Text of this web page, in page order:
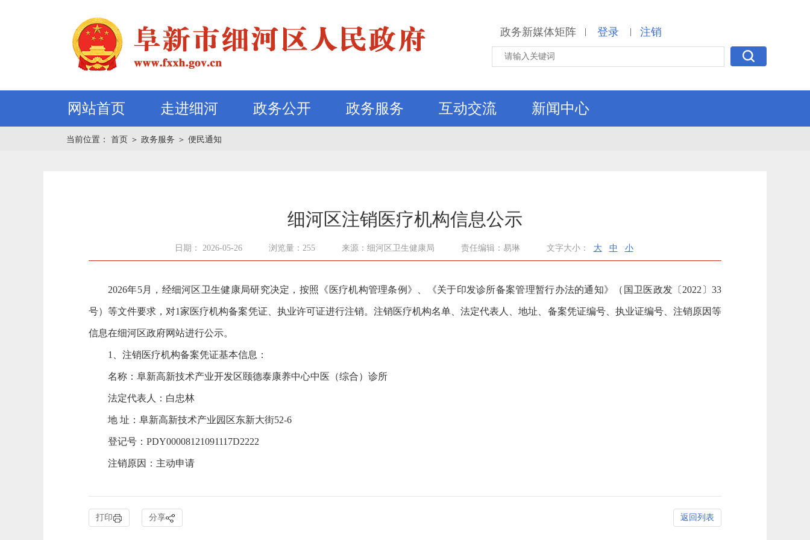
政务新媒体矩阵 | 登录 | 注销
网站首页 走进细河 政务公开 政务服务 互动交流 新闻中心
当前位置： 首页 ＞ 政务服务 ＞ 便民通知
细河区注销医疗机构信息公示
日期： 2026-05-26 浏览量：255 来源：细河区卫生健康局 责任编辑：易琳 文字大小： 大 中 小
2026年5月 ，经细河区卫生健康局研究决定，按照《医疗机构管理条例》、《关于印发诊所备案管理暂行办法的通知》（国卫医政发〔 2022 〕33
号）等文件要求，对1家医疗机构备案凭证 、执业许可证进行注销。注销医疗机构名单、法定代表人、地址、 备案凭证编号、 执业证编号、 注销原因等
信息在细河区政府网站进行公示。
1、 注销医疗机构备案凭证基本信息：
名称 ： 阜新高新技术产业开发区颐德泰康养中心中医（综合）诊所
法定代表人： 白忠林
地 址： 阜新高新技术产业园区东新大街52-6
登记号 ： PDY00008121091117D2222
注销原因： 主动申请
打印 分享 返回列表